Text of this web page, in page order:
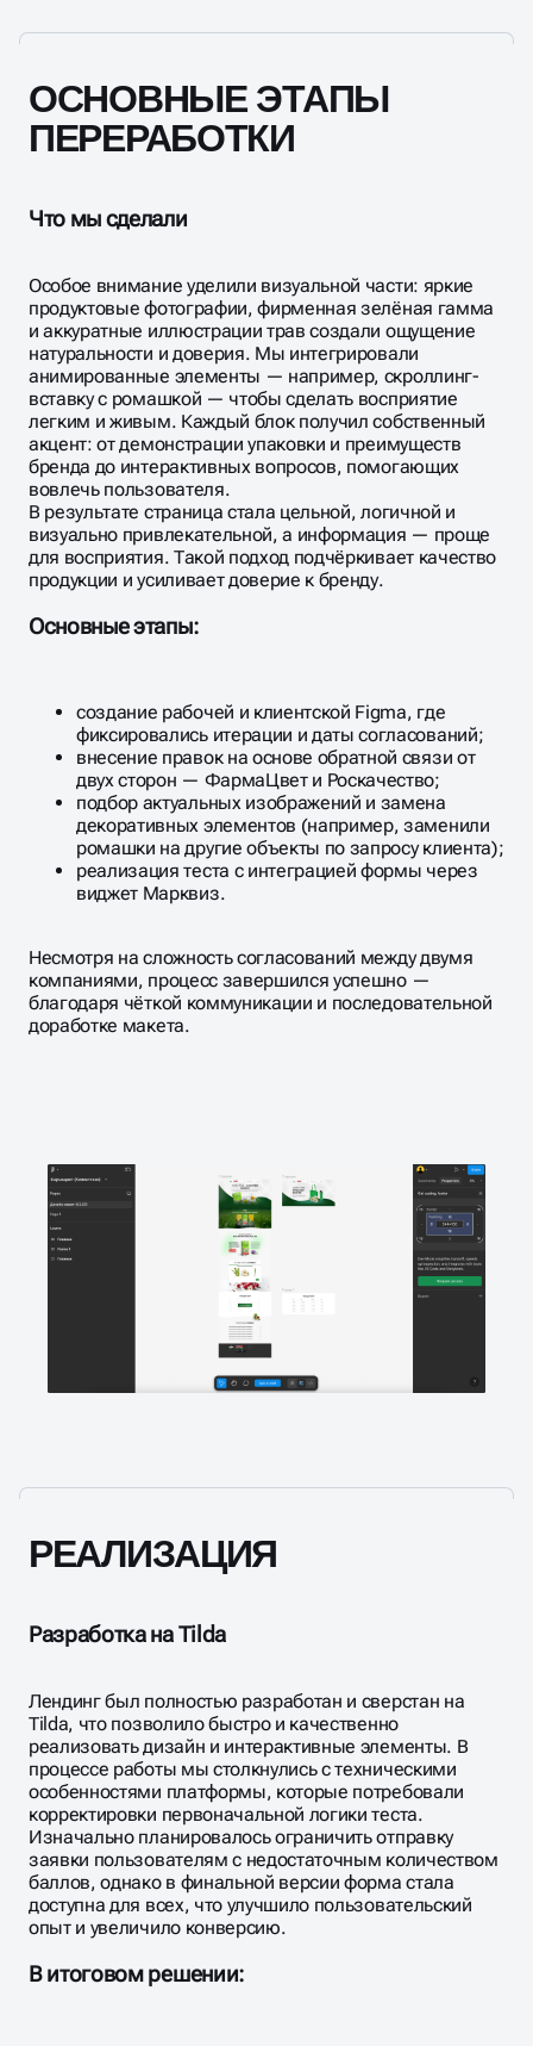
ОСНОВНЫЕ ЭТАПЫ
ПЕРЕРАБОТКИ
Что мы сделали
Особое внимание уделили визуальной части: яркие
продуктовые фотографии, фирменная зелёная гамма
и аккуратные иллюстрации трав создали ощущение
натуральности и доверия. Мы интегрировали
анимированные элементы — например, скроллинг-
вставку с ромашкой — чтобы сделать восприятие
легким и живым. Каждый блок получил собственный
акцент: от демонстрации упаковки и преимуществ
бренда до интерактивных вопросов, помогающих
вовлечь пользователя.
В результате страница стала цельной, логичной и
визуально привлекательной, а информация — проще
для восприятия. Такой подход подчёркивает качество
продукции и усиливает доверие к бренду.
Основные этапы:
создание рабочей и клиентской Figma, где
фиксировались итерации и даты согласований;
внесение правок на основе обратной связи от
двух сторон — ФармаЦвет и Роскачество;
подбор актуальных изображений и замена
декоративных элементов (например, заменили
ромашки на другие объекты по запросу клиента);
реализация теста с интеграцией формы через
виджет Марквиз.
Несмотря на сложность согласований между двумя
компаниями, процесс завершился успешно —
благодаря чёткой коммуникации и последовательной
доработке макета.
РЕАЛИЗАЦИЯ
Разработка на Tilda
Лендинг был полностью разработан и сверстан на
Tilda, что позволило быстро и качественно
реализовать дизайн и интерактивные элементы. В
процессе работы мы столкнулись с техническими
особенностями платформы, которые потребовали
корректировки первоначальной логики теста.
Изначально планировалось ограничить отправку
заявки пользователям с недостаточным количеством
баллов, однако в финальной версии форма стала
доступна для всех, что улучшило пользовательский
опыт и увеличило конверсию.
В итоговом решении: